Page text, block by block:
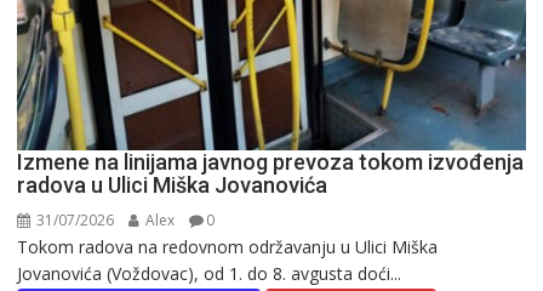
Izmene na linijama javnog prevoza tokom izvođenja
radova u Ulici Miška Jovanovića
31/07/2026 Alex 0
Tokom radova na redovnom održavanju u Ulici Miška
Jovanovića (Voždovac), od 1. do 8. avgusta doći...